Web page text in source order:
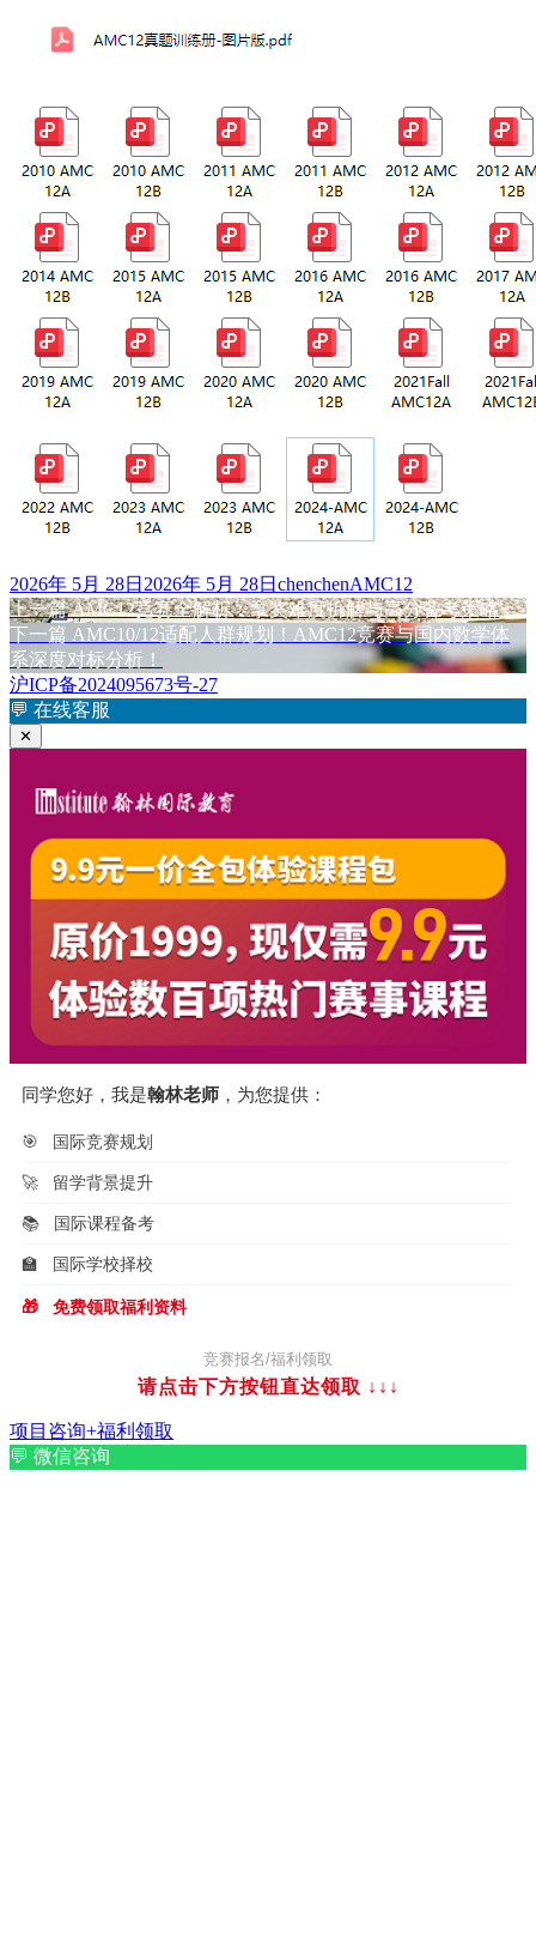
发
布
于
2026年 5月 28日 2026年 5月 28日 作
者
chenchen标
签
AMC12
文
章
导
航
上一篇上
篇
文
章：
AMC12竞赛全解析：拿奖难度拆解与高分备考策略
下一篇 下
篇
文
章：
AMC10/12适配人群规划！AMC12竞赛与国内数学体
系深度对标分析！
沪ICP备2024095673号-27
💬 在线客服
✕
同学您好，我是翰林老师 ，为您提供：
🎯 国际竞赛规划
🚀 留学背景提升
📚 国际课程备考
🏫 国际学校择校
🎁 免费领取福利资料
竞赛报名/福利领取
请点击下方按钮直达领取 ↓↓↓
项目咨询+福利领取
💬 微信咨询